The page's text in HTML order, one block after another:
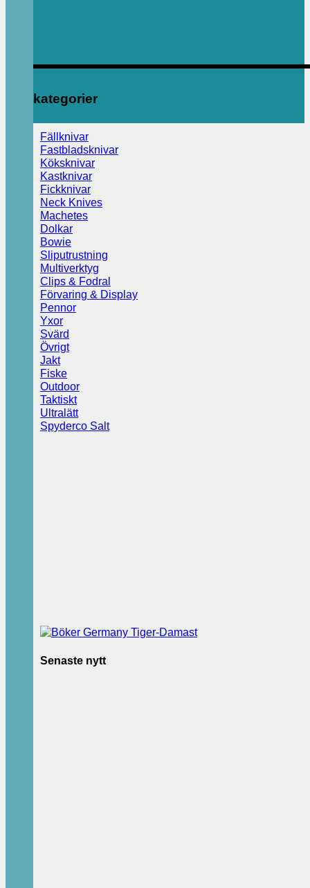
kategorier
Fällknivar
Fastbladsknivar
Köksknivar
Kastknivar
Fickknivar
Neck Knives
Machetes
Dolkar
Bowie
Sliputrustning
Multiverktyg
Clips & Fodral
Förvaring & Display
Pennor
Yxor
Svärd
Övrigt
Jakt
Fiske
Outdoor
Taktiskt
Ultralätt
Spyderco Salt
Senaste nytt